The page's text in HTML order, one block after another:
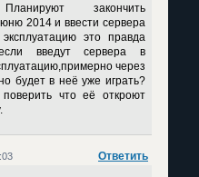
закончить
2014 и ввести сервера
это правда
введут сервера в
через
будет в неё уже играть?
что её откроют
Ответить